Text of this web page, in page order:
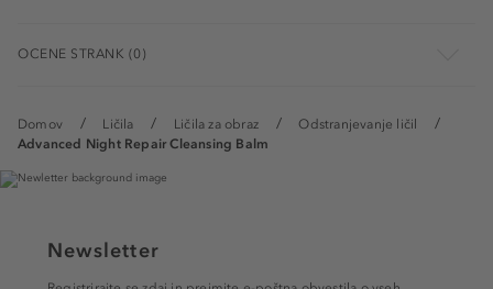
Domov Ličila Ličila za obraz
Odstranjevanje ličil
Advanced Night Repair Cleansing Balm
OCENE STRANK (0)
Newsletter